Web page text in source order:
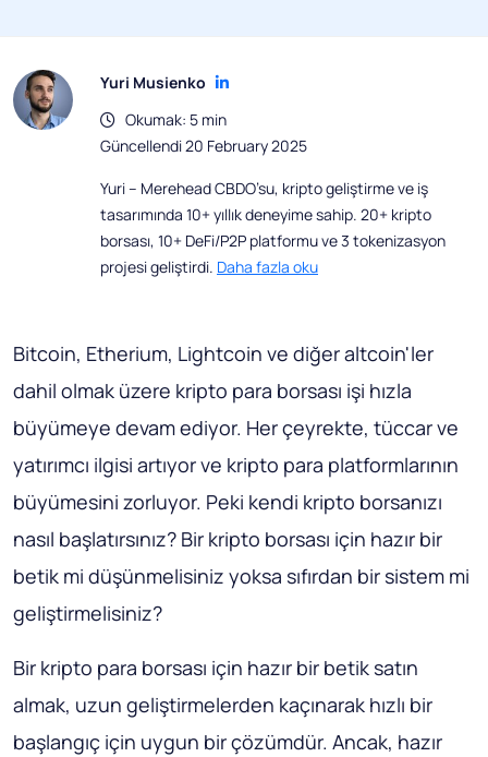
Yuri Musienko
Okumak: 5 min
Güncellendi 20 February 2025
Yuri – Merehead CBDO’su, kripto geliştirme ve iş
tasarımında 10+ yıllık deneyime sahip. 20+ kripto
borsası, 10+ DeFi/P2P platformu ve 3 tokenizasyon
projesi geliştirdi. Daha fazla oku
Bitcoin, Etherium, Lightcoin ve diğer altcoin'ler
dahil olmak üzere kripto para borsası işi hızla
büyümeye devam ediyor. Her çeyrekte, tüccar ve
yatırımcı ilgisi artıyor ve kripto para platformlarının
büyümesini zorluyor. Peki kendi kripto borsanızı
nasıl başlatırsınız? Bir kripto borsası için hazır bir
betik mi düşünmelisiniz yoksa sıfırdan bir sistem mi
geliştirmelisiniz?
Bir kripto para borsası için hazır bir betik satın
almak, uzun geliştirmelerden kaçınarak hızlı bir
başlangıç ​​için uygun bir çözümdür. Ancak, hazır